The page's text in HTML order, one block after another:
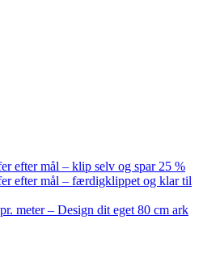
efter mål – klip selv og spar 25 %
efter mål – færdigklippet og klar til
meter – Design dit eget 80 cm ark